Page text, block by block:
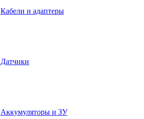
Кабели и адаптеры
Датчики
Аккумуляторы и ЗУ